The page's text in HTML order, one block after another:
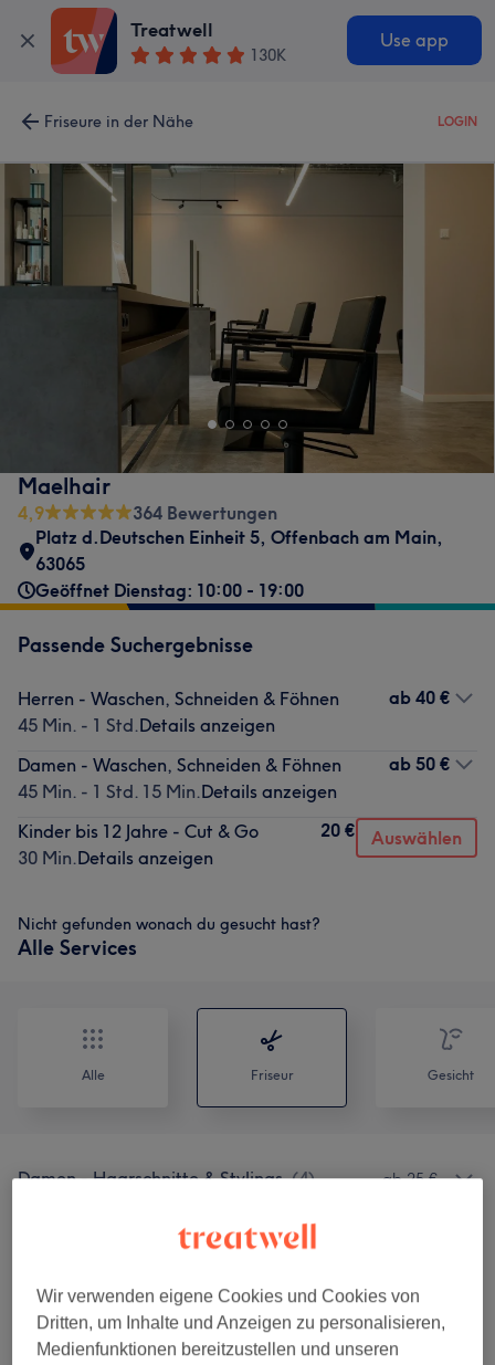
Treatwell
130K
Use app
Friseure in der Nähe LOGIN
Maelhair
4,9
364 Bewertungen
Platz d.Deutschen Einheit 5, Offenbach am Main,
63065
Geöffnet Dienstag: 10:00 - 19:00
Passende Suchergebnisse
Herren - Waschen, Schneiden & Föhnen
45 Min. - 1 Std.Details anzeigen
ab 40 €
Damen - Waschen, Schneiden & Föhnen
45 Min. - 1 Std. 15 Min.Details anzeigen
ab 50 €
Kinder bis 12 Jahre - Cut & Go
30 Min.Details anzeigen
20 € Auswählen
Nicht gefunden wonach du gesucht hast?
Alle Services
Alle Friseur Gesicht
Damen - Haarschnitte & Stylings (4) ab 25 €
Herren - Haarschnitte & Stylings (5
Kinder - Haarschnitte & Stylings (1)
Damen - Farbe & Coloration (4) ab 70 €
Wir verwenden eigene Cookies und Cookies von
Dritten, um Inhalte und Anzeigen zu personalisieren,
Medienfunktionen bereitzustellen und unseren